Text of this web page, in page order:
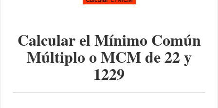
Calcular el Mínimo Común
Múltiplo o MCM de22y
1229